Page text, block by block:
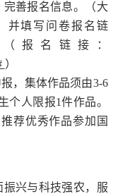
善报名信息。（大
并填写问卷报名链
报名链接：
）
，集体作品须由3-6
个人限报1件作品。
荐优秀作品参加国
兴与科技强农，服